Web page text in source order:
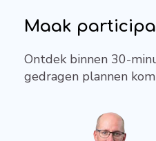
Maak
Ontdek binnen 30-
gedragen plannen